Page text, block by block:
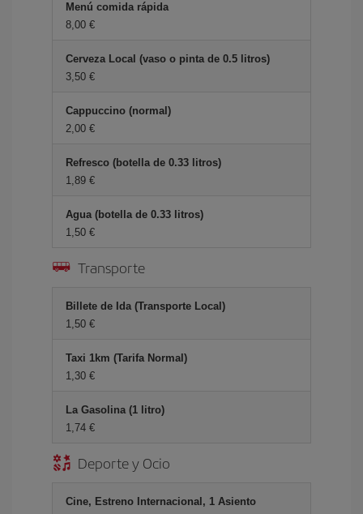
Menú comida rápida
8,00
Cerveza Local (vaso o pinta de 0.5 litros)
3,50
Cappuccino (normal)
2,00
Refresco (botella de 0.33 litros)
1,89
Agua (botella de 0.33 litros)
1,50
Transporte
Billete de Ida (Transporte Local)
1,50
Taxi 1km (Tarifa Normal)
1,30
La Gasolina (1 litro)
1,74
Deporte y Ocio
Cine, Estreno Internacional, 1 Asiento